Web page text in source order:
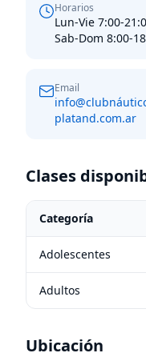
Horarios
Lun-Vie 7:00-
Sab-Dom 8:00-
Email
platand.com.ar
Clases
Categoría
Adolescentes
Adultos
Ubicación